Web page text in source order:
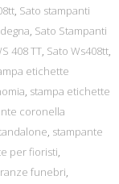
, Sato stampanti
, Sato Stampanti
408 TT, Sato Ws408tt,
etichette
, stampa etichette
coronella
, stampante
per fioristi,
funebri,